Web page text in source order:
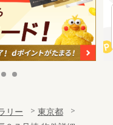
リー
東京都